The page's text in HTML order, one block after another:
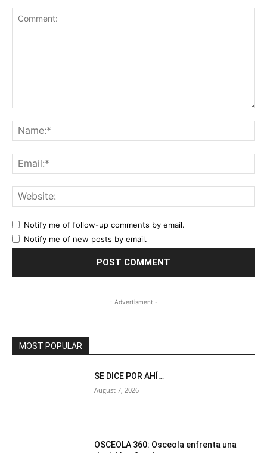
Notify me of follow-up comments by email.
Notify me of new posts by email.
- Advertisment -
MOST POPULAR
SE DICE POR AHÍ…
August 7, 2026
OSCEOLA 360: Osceola enfrenta una